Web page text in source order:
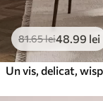
81.65lei48 .99 lei